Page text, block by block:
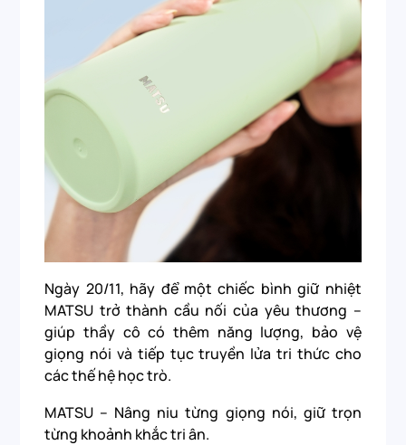
Ngày 20/11, hãy để một chiếc bình giữ nhiệt
MATSU trở thành cầu nối của yêu thương –
giúp thầy cô có thêm năng lượng, bảo vệ
giọng nói và tiếp tục truyền lửa tri thức cho
các thế hệ học trò.
MATSU – Nâng niu từng giọng nói, giữ trọn
từng khoảnh khắc tri ân.